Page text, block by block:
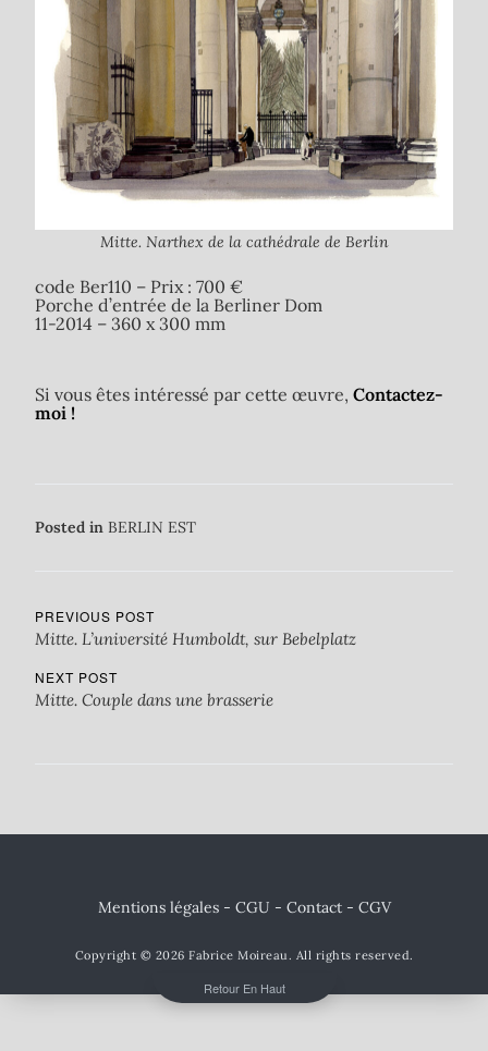
Mitte. Narthex de la cathédrale de Berlin
code Ber110 – Prix : 700 €
Porche d’entrée de la Berliner Dom
11-2014 – 360 x 300 mm
Si vous êtes intéressé par cette œuvre, Contactez-
moi !
Posted in BERLIN EST
PREVIOUS POST
Mitte. L’université Humboldt, sur Bebelplatz
NEXT POST
Mitte. Couple dans une brasserie
Mentions légales - CGU - Contact - CGV
Copyright © 2026 Fabrice Moireau. All rights reserved.
Retour En Haut